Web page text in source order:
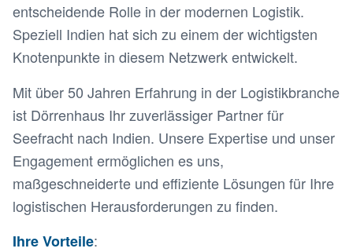
entscheidende Rolle in der modernen Logistik.
Speziell Indien hat sich zu einem der wichtigsten
Knotenpunkte in diesem Netzwerk entwickelt.
Mit über 50 Jahren Erfahrung in der Logistikbranche
ist Dörrenhaus Ihr zuverlässiger Partner für
Seefracht nach Indien. Unsere Expertise und unser
Engagement ermöglichen es uns,
maßgeschneiderte und effiziente Lösungen für Ihre
logistischen Herausforderungen zu finden.
Ihre Vorteile: